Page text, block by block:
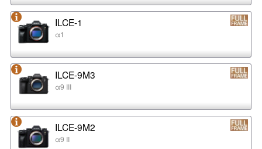
ILCE-1
α1
ILCE-9M3
α9 III
ILCE-9M2
α9 II